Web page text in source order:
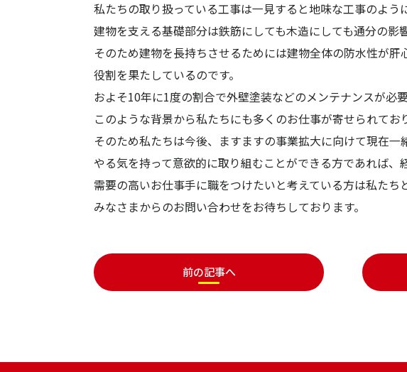
私たちの取り扱っている工事は一見すると地味な工事のよう
建物を支える基礎部分は鉄筋にしても木造にしても通分の影
そのため建物を長持ちさせるためには建物全体の防水性が
役割を果たしているのです。
およそ10年に1度の割合で外壁塗装などのメンテナンスが必要
このような背景から私たちにも多くのお仕事が寄せられてお
そのため私たちは今後、ますますの事業拡大に向けて現在一
やる気を持って意欲的に取り組むことができる方であれば、
需要の高いお仕事手に職をつけたいと考えている方は私たち
みなさまからのお問い合わせをお待ちしております。
前の記事へ